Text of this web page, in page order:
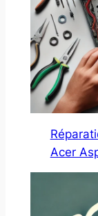
Acer